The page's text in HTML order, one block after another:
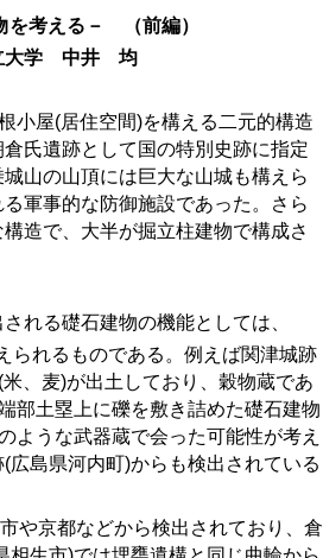
考える－
（前編）
均
小屋(居住空間)を構える二元的構造
氏遺跡として国の特別史跡に指定
山の山頂には巨大な山城も構えら
軍事的な防御施設であった。さら
造で、大半が掘立柱建物で構成さ
れる礎石建物の機能としては、
られるものである。例えば関津城跡
、麦)が出土しており、穀物蔵であ
部土塁上に礫を敷き詰めた礎石建物
ような武器蔵で会った可能性が考え
島県河内町)からも検出されている
や京都などから検出されており、倉